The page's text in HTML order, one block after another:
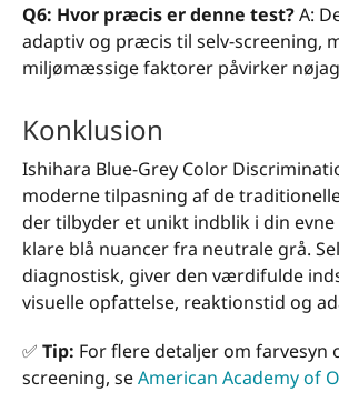
Q6: Hvor præcis er denne test?A:
adaptiv og præcis til selv-screening,
miljømæssige faktorer påvirker
Konklusion
Ishihara Blue-Grey Color
moderne tilpasning af de
der tilbyder et unikt indblik i din
klare blå nuancer fra neutrale grå.
diagnostisk, giver den værdifulde
visuelle opfattelse, reaktionstid og
✅ Tip: For flere detaljer om farvesyn
screening, seAmerican Academy of